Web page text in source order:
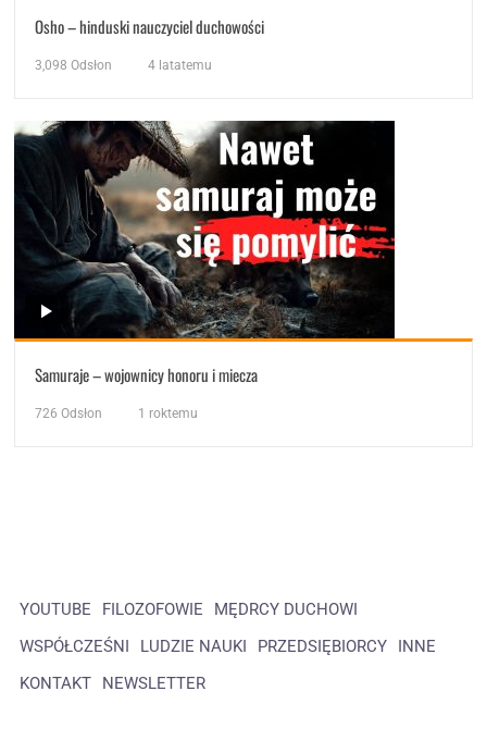
Osho – hinduski nauczyciel duchowości
3,098 Odsłon 4 latatemu
Samuraje – wojownicy honoru i miecza
726 Odsłon 1 roktemu
YOUTUBE FILOZOFOWIE
MĘDRCY DUCHOWI
WSPÓŁCZEŚNI
LUDZIE NAUKI PRZEDSIĘBIORCY
INNE
KONTAKT
NEWSLETTER